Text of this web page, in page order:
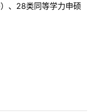
、28类同等学力申硕